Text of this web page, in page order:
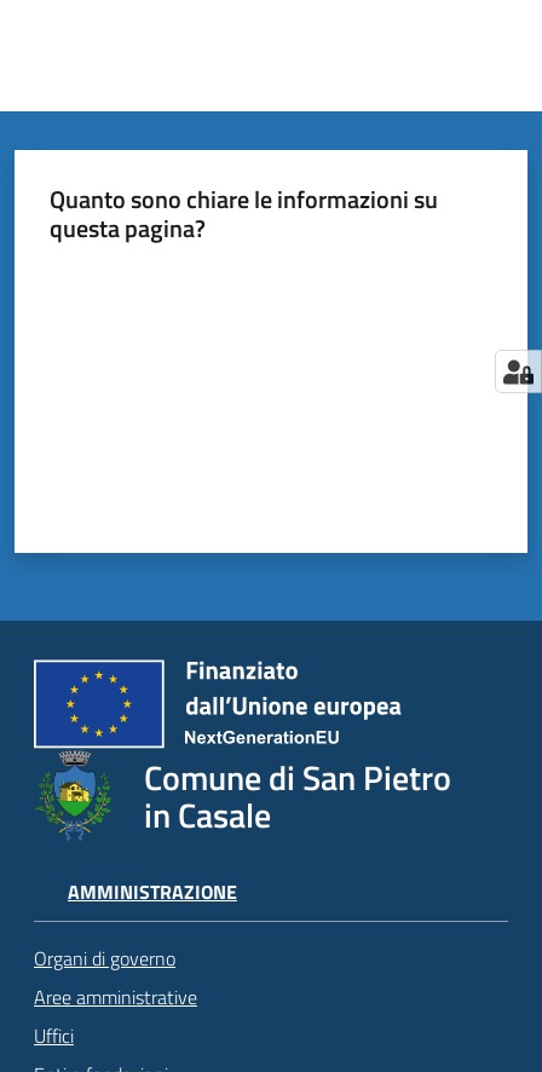
Quanto sono chiare le informazioni su
questa pagina?
Comune di San Pietro
in Casale
AMMINISTRAZIONE
Organi di governo
Aree amministrative
Uffici